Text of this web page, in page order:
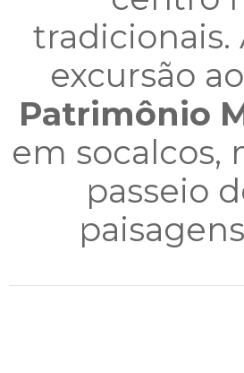
tradicionais.
excursão ao
Patrimônio
em socalcos,
passeio